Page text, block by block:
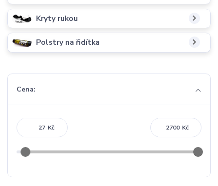
Kryty rukou
Polstry na řidítka
Cena:
Kč Kč